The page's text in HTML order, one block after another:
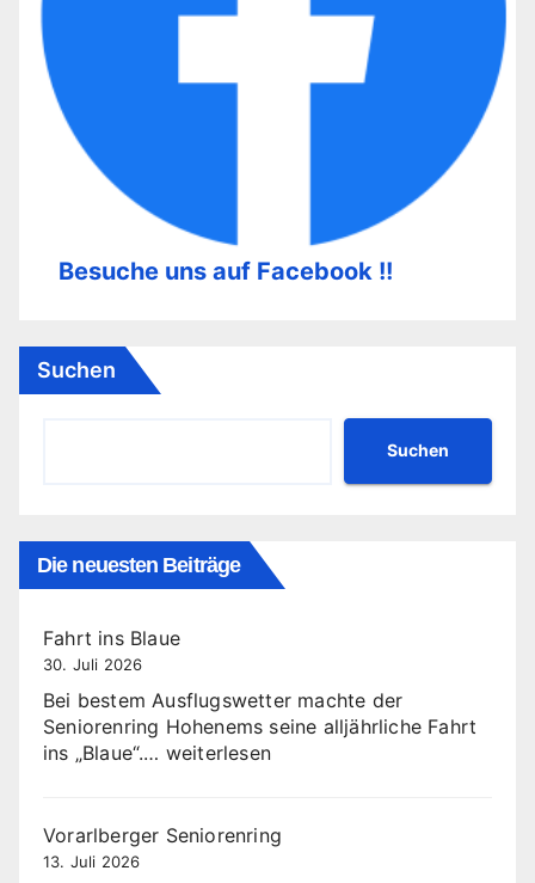
Besuche uns auf Facebook !!
Suchen
Suchen
Die neuesten Beiträge
Fahrt ins Blaue
30. Juli 2026
Bei bestem Ausflugswetter machte der
Seniorenring Hohenems seine alljährliche Fahrt
ins „Blaue“.… Fahrt
weiterlesen
Vorarlberger Seniorenring
13. Juli 2026